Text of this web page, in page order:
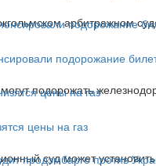
арбитражном
подорожание
подорожать
цены на газ
суд может